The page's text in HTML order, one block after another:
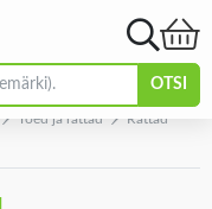
OTSI
Toed ja rattad
Rattad